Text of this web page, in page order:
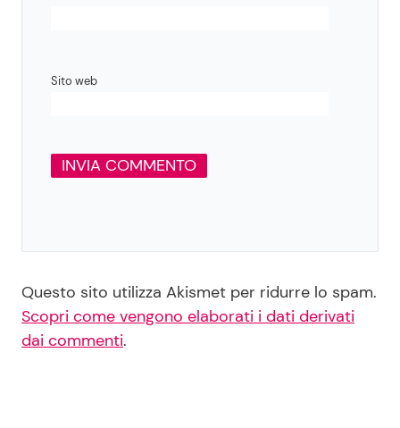
Sito web
Questo sito utilizza Akismet per ridurre lo spam.
Scopri come vengono elaborati i dati derivati
dai commenti.